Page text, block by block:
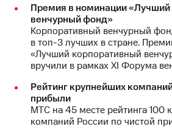
Премия в номинации
венчурный фонд»
Корпоративный венчурный
в топ-3 лучших в стране.
«Лучший корпоративный
вручили в рамках XI Форума
Рейтинг крупнейших
прибыли
МТС на 45 месте рейтинга 100
компаний России по чистой